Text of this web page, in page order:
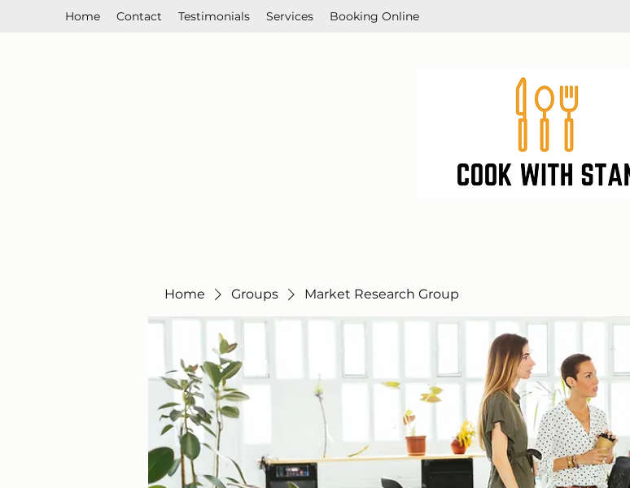
Home Contact Testimonials Services Booking Online
Home Groups Market Research Group